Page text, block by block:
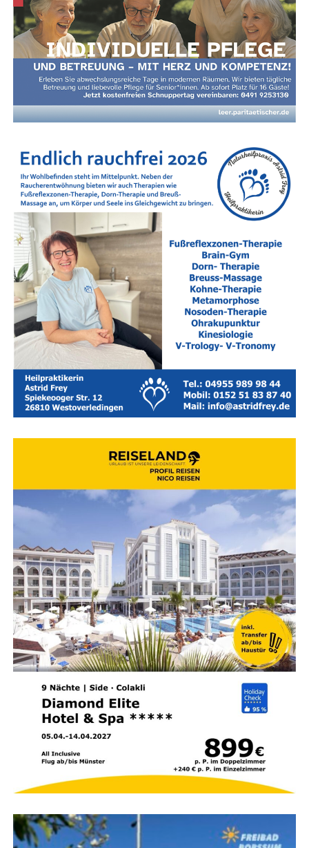
Immer infor­miert mit „Wir Leera­ner“ & dem
LeserECHO-Portal!
Wis­sen, was in der Regi­on los ist? Die Face­
book-Sei­te„Wir Leera­ner“und das digi­ta­le
Nach­rich­ten­por­tal„Lese­r­ECHO“lie­fern Ihnen
und Geschich­ten direkt aus der Heimat.
Das Bes­te: Unser Ange­bot ist
voll­stän­dig kos­
ten­los und kommt ganz ohne Abo­kos­tenaus!
Die Voll­sper­run­gen im Detail
Um die Arbei­ten durch­zu­füh­ren,
sind ver­kehrs­be­hörd­li­che
Maß­nah­men gemäß § 45 der Stra­ßen­ver­kehrs-Ord­nung
(StVO) not­wen­dig.Dies bedeu­tet zeit­wei­se Voll­sper­run­
gen für den Kraft­fahr­zeug­ver­kehr.
Der genaue Zeit­plan
gestal­tet sich wie folgt:
Zie­ge­lei­stra­ße (1. Bau­ab­schnitt)
Abschnitt zwi­schen der Ems­stra­ße (B 436) und
Durch die­se Sper­rung sind
auch die Zufahr­ten zur Weiß­dorn­stra­ße,Rot­dorn­
stra­ße und Von-Bodel­schwingh-Stra­ße dicht.
Die
Umlei­tung erfolgt über die Ems­stra­ße (B 436), Am
Bin­gu­mer Deich und die Ziegeleistraße.
Mon­tag, 10. August, und Diens­tag, 11. August
2026 (jeweils 16:00 bis 20:00 Uhr): Gewer­be­stra­
ßeGesperrt wird der Bereich zwi­schen Unner­weg
und Am Bin­gu­mer Deich.Da die Stra­ße in ihrer
gesam­ten Län­ge gesperrt wird,ist kei­ne Umlei­tung
vorgesehen.
Diens­tag, 11. August 2026 (07:00 bis 20:00 Uhr):
Zie­ge­lei­stra­ße (2. und 3. Bau­ab­schnitt)
zwei­te Abschnitt liegt zwi­schen Bing­um­gas­ter
Stra­ße und An der Mat­thäi­kir­che,der drit­te
Abschnitt zwi­schen An der Mat­thäi­kir­che und Am
Bin­gu­mer Deich.Bei­de Abschnit­te wer­den par­al­lel
stra­ße,die Ems­stra­ße (B 436) und Am Bin­gu­mer
Deich eingerichtet.